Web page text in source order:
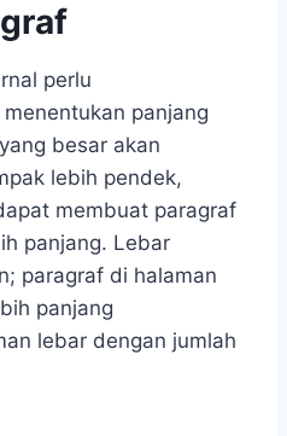
perlu
panjang
besar akan
lebih pendek,
membuat paragraf
panjang. Lebar
paragraf di halaman
panjang
lebar dengan jumlah